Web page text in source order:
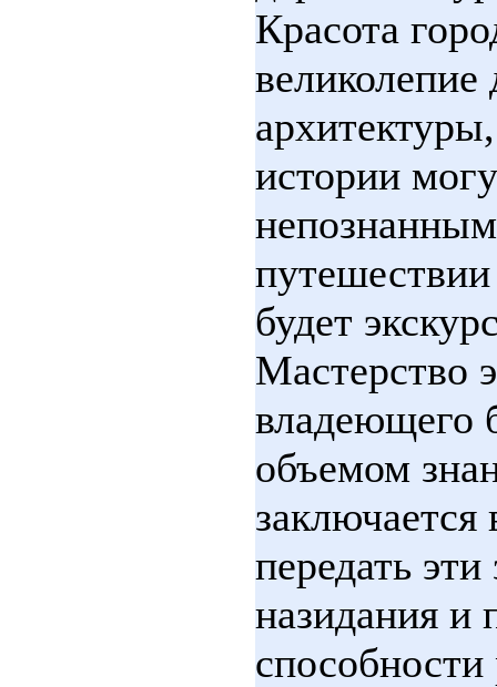
Красота
великолепие
истории
будет
Мастерство
владеющего
объемом
передать эти
назидания и